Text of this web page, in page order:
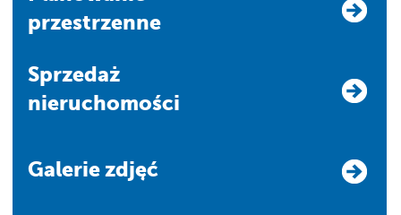
przestrzenne
Sprzedaż
nieruchomości
Galerie zdjęć